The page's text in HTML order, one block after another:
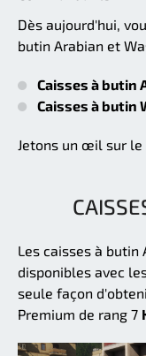
Dès aujourd'hui,
butin Arabian et
Caisses à butin
Caisses à butin
Jetons un œil sur le
Les caisses à
disponibles avec
seule façon
Premium de rang 7